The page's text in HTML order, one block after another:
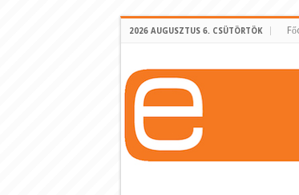
2026 AUGUSZTUS 6. CSÜTÖRTÖK